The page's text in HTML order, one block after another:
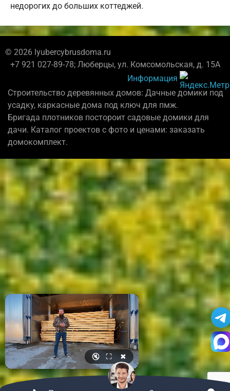
недорогих до больших коттеджей.
© 2026 lyubercybrusdoma.ru
+7 921 027-89-78; Люберцы, ул. Комсомольская, д. 15А
Информация
Строительство деревянных домов: Дачные домики под
усадку, каркасные дома под ключ для пмж.
Бригада плотников постороит садовые домики для
дачи. Каталог проектов с фото и ценами: заказать
домокомплект.
🔇 ⛶ ✖